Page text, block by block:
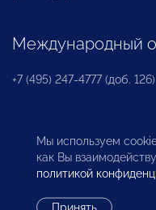
Международный
+7 (495) 247-4777 (доб. 126)
Бюро по защите
инвесторов
Мы используем
как Вы
политикой
Принять